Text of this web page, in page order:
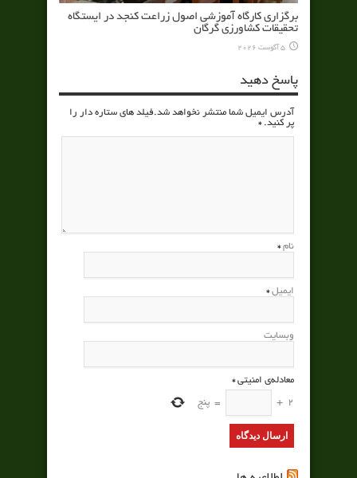
برگزاری کارگاه آموزشی اصول زراعت کنجد در ایستگاه
تحقیقات کشاورزی گرگان
5 آگوست 2026
پاسخ دهید
آدرس ایمیل شما منتشر نخواهد شد.فیلد های ستاره دار را
پر کنید.*
نام *
ایمیل *
وبسایت
معادله‌ی امنیتی*
2
+
= پنج